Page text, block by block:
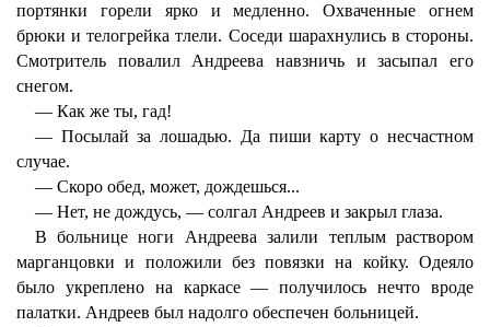
портянки горели ярко и медленно. Охваченные огнем
брюки и телогрейка тлели. Соседи шарахнулись в стороны.
Смотритель повалил Андреева навзничь и засыпал его
снегом.
— Как же ты, гад!
— Посылай за лошадью. Да пиши карту о несчастном
случае.
— Скоро обед, может, дождешься...
— Нет, не дождусь, — солгал Андреев и закрыл глаза.
В больнице ноги Андреева залили теплым раствором
марганцовки и положили без повязки на койку. Одеяло
было укреплено на каркасе — получилось нечто вроде
палатки. Андреев был надолго обеспечен больницей.